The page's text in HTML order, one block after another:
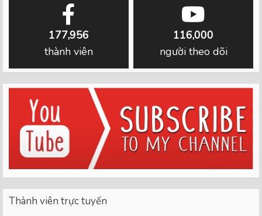
177,956
thành viên
116,000
người theo dõi
Thành viên trực tuyến